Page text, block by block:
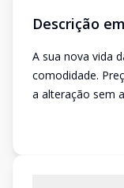
Descrição
A sua nova vida
comodidade.
a alteração sem